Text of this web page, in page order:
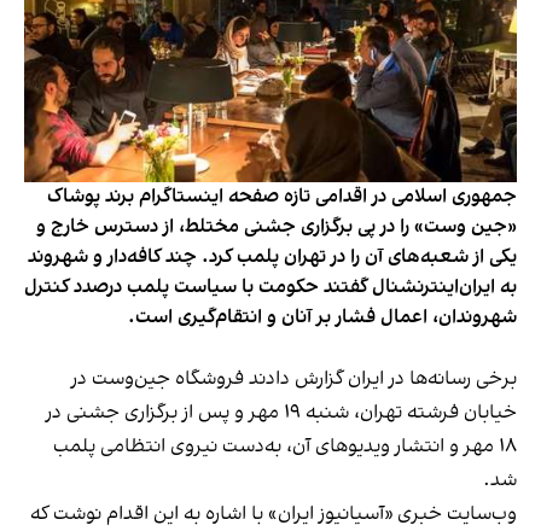
جمهوری اسلامی در اقدامی تازه صفحه اینستاگرام برند پوشاک
«جین وست» را در پی برگزاری جشنی مختلط، از دسترس خارج و
یکی از شعبه‌های آن را در تهران پلمب کرد. چند کافه‌‌دار و شهروند
به ایران‌اینترنشنال گفتند حکومت با سیاست پلمب درصدد کنترل
شهروندان، اعمال فشار بر آنان و انتقام‌گیری است.
برخی رسانه‌ها در ایران گزارش دادند فروشگاه جین‌وست در
خیابان فرشته تهران، شنبه ۱۹ مهر و پس از برگزاری جشنی در
۱۸ مهر و انتشار ویدیوهای آن، به‌دست نیروی انتظامی پلمب
شد.
وب‌سایت خبری «آسیانیوز ایران» با اشاره به این اقدام نوشت که